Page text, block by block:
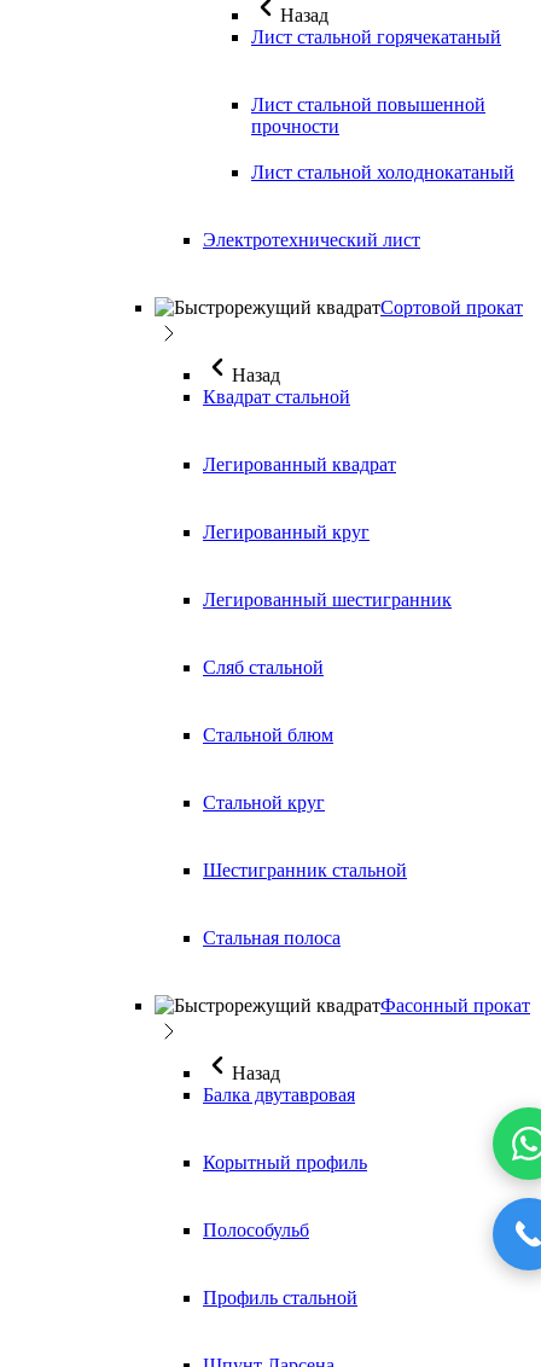
Назад
Лист стальной горячекатаный
Лист стальной повышенной
прочности
Лист стальной холоднокатаный
Электротехнический лист
Сортовой прокат
Назад
Квадрат стальной
Легированный квадрат
Легированный круг
Легированный шестигранник
Сляб стальной
Стальной блюм
Стальной круг
Шестигранник стальной
Стальная полоса
Фасонный прокат
Назад
Балка двутавровая
Корытный профиль
Полособульб
Профиль стальной